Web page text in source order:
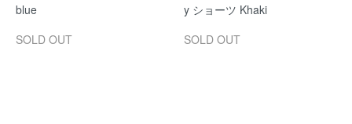
blue
SOLD OUT
y ショーツ Khaki
SOLD OUT